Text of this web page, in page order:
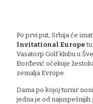
Po prvi put, Srbija će
Invitational Europe
Vasatorp Golf klubu u
Đorđević očekuje
zemalja Evrope.
Dama po kojoj turnir
jedna je od